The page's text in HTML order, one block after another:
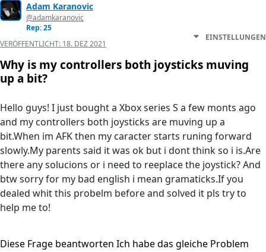
Adam Karanovic
@adamkaranovic
Rep: 25
VERÖFFENTLICHT: 18. DEZ 2021
EINSTELLUNGEN
Why is my controllers both joysticks muving
up a bit?
Hello guys! I just bought a Xbox series S a few monts ago
and my controllers both joysticks are muving up a
bit.When im AFK then my caracter starts runing forward
slowly.My parents said it was ok but i dont think so i is.Are
there any solucions or i need to reeplace the joystick? And
btw sorry for my bad english i mean gramaticks.If you
dealed whit this probelm before and solved it pls try to
help me to!
Diese Frage beantworten Ich habe das gleiche Problem